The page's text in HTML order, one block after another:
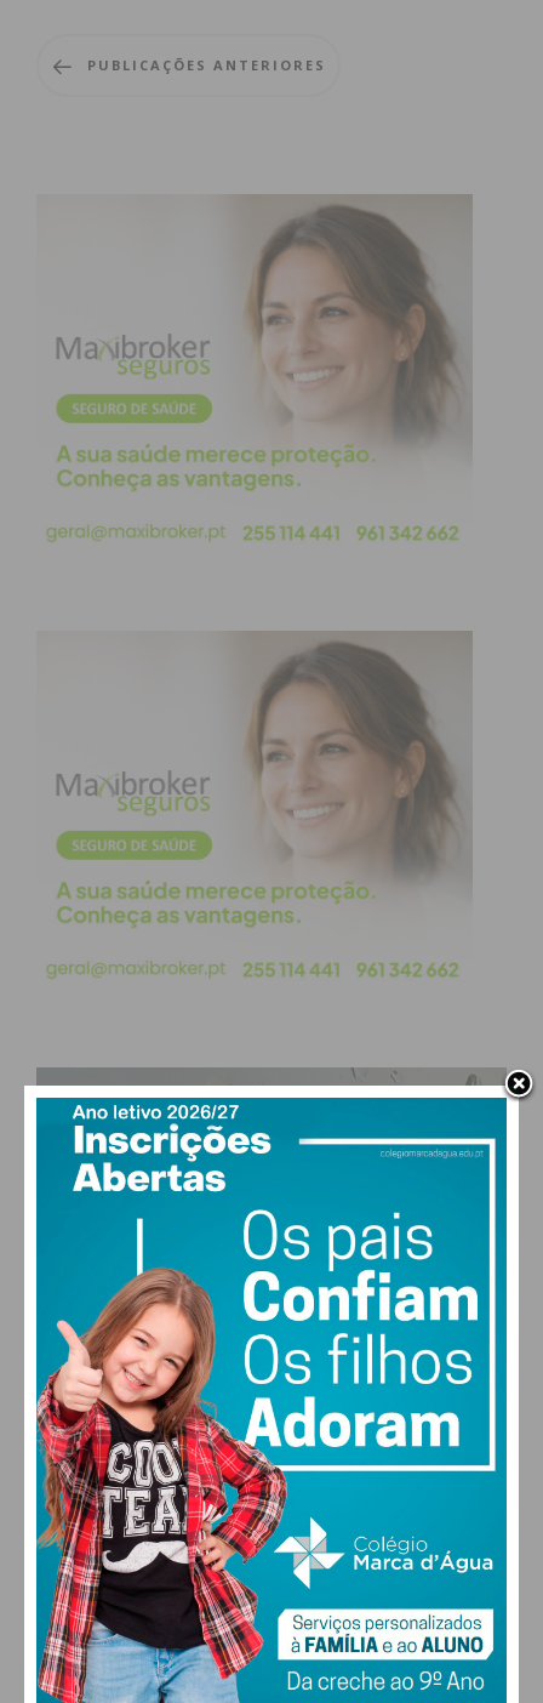
PUBLICAÇÕES ANTERIORES
PAÇOS DE FERREIRA
18°
light rain
MAX 18 • MIN 18
28°
SÁB
27
DOM
28 °
SEG
29 °
TER
FARMACIAS DE SERVIÇO EM PAÇOS DE
FERREIRA